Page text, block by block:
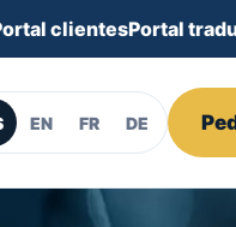
clientesPortal
EN FR DE